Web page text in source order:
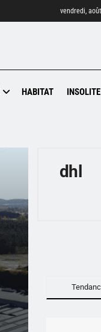
vendredi,
HABITAT INSOLITE
dhl